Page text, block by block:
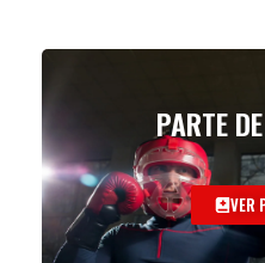
PARTE
VER